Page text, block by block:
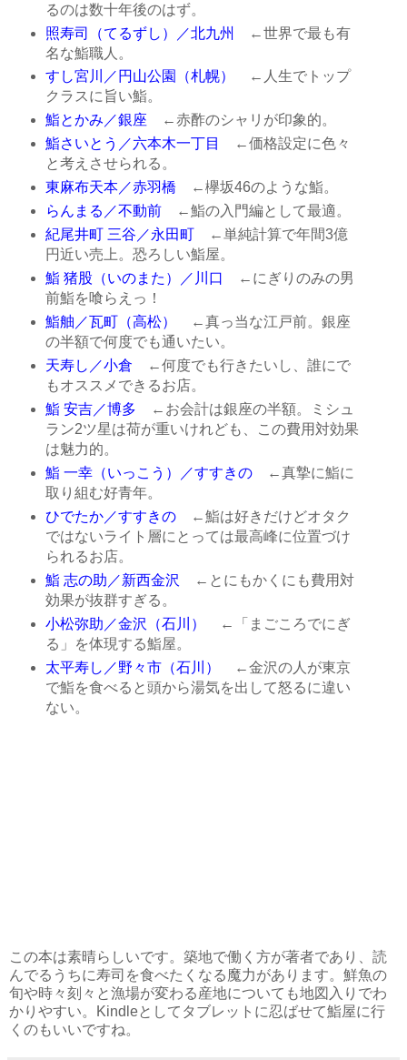
るのは数十年後のはず。
照寿司（てるずし）／北九州
←世界で最も有
名な鮨職人。
すし宮川／円山公園（札幌）
←人生でトップ
クラスに旨い鮨。
鮨とかみ／銀座 ←赤酢のシャリが印象的。
鮨さいとう／六本木一丁目
←価格設定に色々
と考えさせられる。
東麻布天本／赤羽橋 ←欅坂46のような鮨。
らんまる／不動前←鮨の入門編として最適。
紀尾井町 三谷／永田町←単純計算で年間3億
円近い売上。恐ろしい鮨屋。
鮨 猪股（いのまた）／川口 ←にぎりのみの男
前鮨を喰らえっ！
鮨舳／瓦町（高松）
←真っ当な江戸前。銀座
の半額で何度でも通いたい。
天寿し／小倉 ←何度でも行きたいし、誰にで
もオススメできるお店。
鮨 安吉／博多 ←お会計は銀座の半額。ミシュ
ラン2ツ星は荷が重いけれども、この費用対効果
は魅力的。
鮨 一幸（いっこう）／すすきの←真摯に鮨に
取り組む好青年。
ひでたか／すすきの←鮨は好きだけどオタク
ではないライト層にとっては最高峰に位置づけ
られるお店。
鮨 志の助／新西金沢 ←とにもかくにも費用対
効果が抜群すぎる。
小松弥助／金沢（石川）
←「まごころでにぎ
る」を体現する鮨屋。
太平寿し／野々市（石川）
←金沢の人が東京
で鮨を食べると頭から湯気を出して怒るに違い
ない。
この本は素晴らしいです。築地で働く方が著者であり、読
んでるうちに寿司を食べたくなる魔力があります。鮮魚の
旬や時々刻々と漁場が変わる産地についても地図入りでわ
かりやすい。Kindleとしてタブレットに忍ばせて鮨屋に行
くのもいいですね。